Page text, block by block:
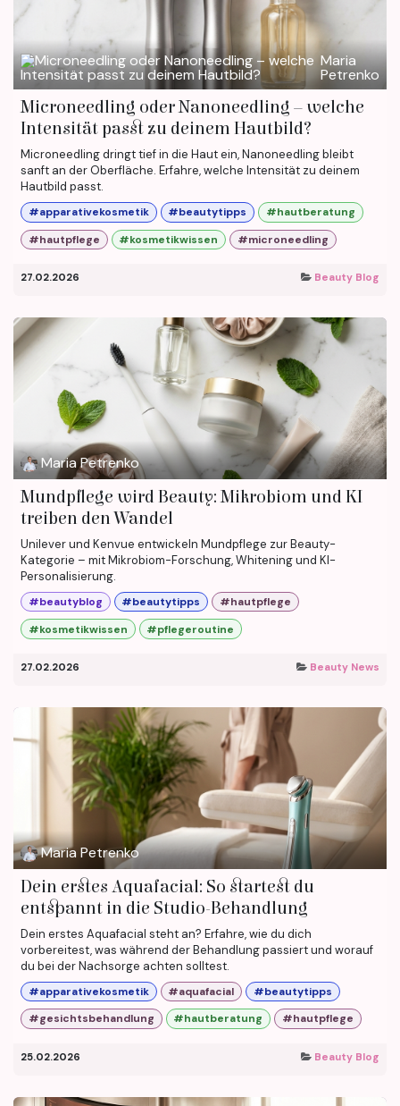
Maria
Petrenko
Microneedling oder Nanoneedling – welche
Intensität passt zu deinem Hautbild?
Microneedling dringt tief in die Haut ein, Nanoneedling bleibt
sanft an der Oberfläche. Erfahre, welche Intensität zu deinem
Hautbild passt.
#apparativekosmetik #beautytipps
#hautberatung
#hautpflege
#kosmetikwissen #microneedling
27.02.2026 Beauty Blog
Maria Petrenko
Mundpflege wird Beauty: Mikrobiom und KI
treiben den Wandel
Unilever und Kenvue entwickeln Mundpflege zur Beauty-
Kategorie – mit Mikrobiom-Forschung, Whitening und KI-
Personalisierung.
#beautyblog #beautytipps
#hautpflege
#kosmetikwissen
#pflegeroutine
27.02.2026 Beauty News
Maria Petrenko
Dein erstes Aquafacial: So startest du
entspannt in die Studio-Behandlung
Dein erstes Aquafacial steht an? Erfahre, wie du dich
vorbereitest, was während der Behandlung passiert und worauf
du bei der Nachsorge achten solltest.
#apparativekosmetik #aquafacial
#beautytipps
#gesichtsbehandlung
#hautberatung #hautpflege
25.02.2026 Beauty Blog